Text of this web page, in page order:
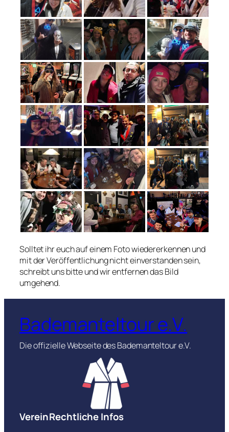
Solltet ihr euch auf einem Foto wiedererkennen und
mit der Veröffentlichung nicht einverstanden sein,
schreibt uns bitte und wir entfernen das Bild
umgehend.
Bademanteltour e.V.
Die offizielle Webseite des Bademanteltour e.V.
VereinRechtliche Infos